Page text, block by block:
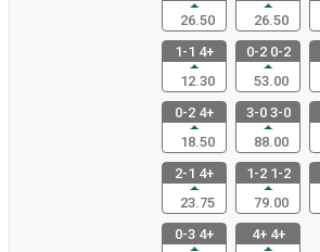
26.50
26.50
1-1 4+
12.30
0-2 0-2
53.00
0-2 4+
18.50
3-0 3-0
88.00
2-1 4+
23.75
1-2 1-2
79.00
0-3 4+
4+ 4+